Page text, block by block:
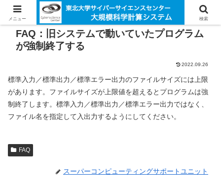
FAQ：旧システムで動いていたプログラム
が強制終了する
2022.09.26
標準入力／標準出力／標準エラー出力のファイルサイズには上限
があります。ファイルサイズが上限値を超えるとプログラムは強
制終了します。標準入力／標準出力／標準エラー出力ではなく、
ファイル名を指定して入出力するようにしてください。
FAQ
スーパーコンピューティングサポートユニット
メニュー 検索